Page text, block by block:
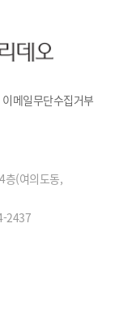
이메일무단수집거부
층(여의도동,
2437